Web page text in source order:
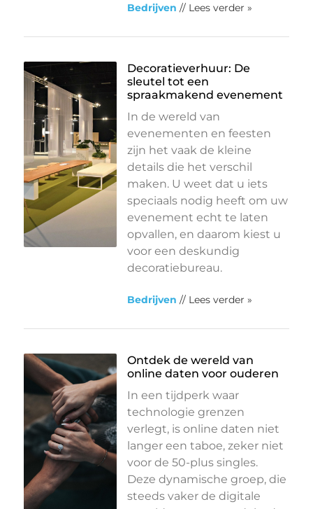
Bedrijven // Lees verder »
Decoratieverhuur: De
sleutel tot een
spraakmakend evenement
In de wereld van
evenementen en feesten
zijn het vaak de kleine
details die het verschil
maken. U weet dat u iets
speciaals nodig heeft om uw
evenement echt te laten
opvallen, en daarom kiest u
voor een deskundig
decoratiebureau.
Bedrijven // Lees verder »
Ontdek de wereld van
online daten voor ouderen
In een tijdperk waar
technologie grenzen
verlegt, is online daten niet
langer een taboe, zeker niet
voor de 50-plus singles.
Deze dynamische groep, die
steeds vaker de digitale